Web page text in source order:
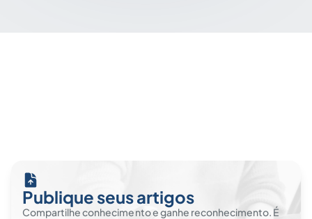
Publique seus artigos
Compartilhe conhecimento e ganhe reconhecimento. É